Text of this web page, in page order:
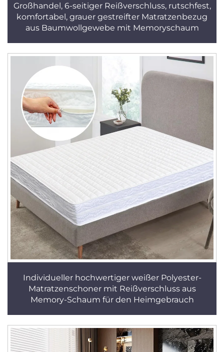
Großhandel, 6-seitiger Reißverschluss, rutschfest,
komfortabel, grauer gestreifter Matratzenbezug
aus Baumwollgewebe mit Memoryschaum
Individueller hochwertiger weißer Polyester-
Matratzenschoner mit Reißverschluss aus
Memory-Schaum für den Heimgebrauch